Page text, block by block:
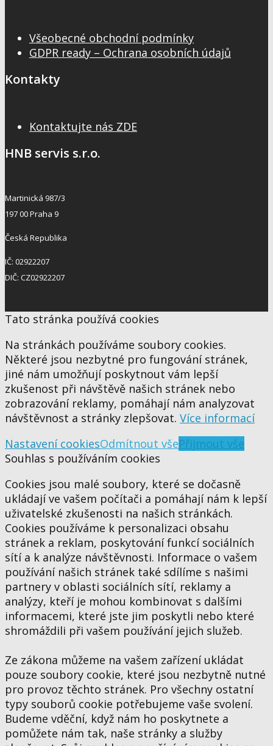
Všeobecné obchodní podmínky
GDPR ready – Ochrana osobních údajů
Kontakty
Kontaktujte nás ZDE
HNB servis s.r.o.
Martinická 987/3
197 00 Praha 9
Česká Republika
IČ: 02922207
DIČ: CZ02922207
Tato stránka používá cookies
Na stránkách používáme soubory cookies.
Některé jsou nezbytné pro fungování stránek,
jiné nám umožňují poskytnout vám lepší
zkušenost při návštěvě našich stránek nebo
zobrazování reklamy, pomáhají nám analyzovat
návštěvnost a stránky zlepšovat. Více informací
Nastavení cookiesOdmítnout všePřijmout vše
Souhlas s používáním cookies
Cookies jsou malé soubory, které se dočasně
ukládají ve vašem počítači a pomáhají nám k lepší
uživatelské zkušenosti na našich stránkách.
Cookies používáme k personalizaci obsahu
stránek a reklam, poskytování funkcí sociálních
sítí a k analýze návštěvnosti. Informace o vašem
používání našich stránek také sdílíme s našimi
partnery v oblasti sociálních sítí, reklamy a
analýzy, kteří je mohou kombinovat s dalšími
informacemi, které jste jim poskytli nebo které
shromáždili při vašem používání jejich služeb.
Ze zákona můžeme na vašem zařízení ukládat
pouze soubory cookie, které jsou nezbytně nutné
pro provoz těchto stránek. Pro všechny ostatní
typy souborů cookie potřebujeme vaše svolení.
Budeme vděční, když nám ho poskytnete a
pomůžete nám tak, naše stránky a služby